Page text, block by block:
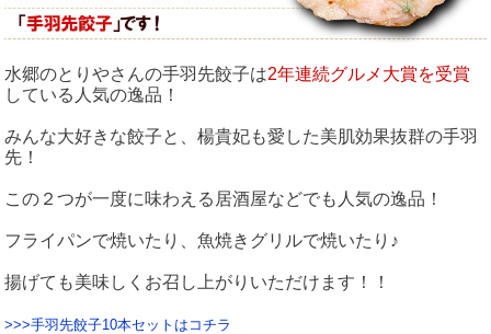
水郷のとりやさんの手羽先餃子は2年連続グルメ大賞を受賞
している人気の逸品！
みんな大好きな餃子と、楊貴妃も愛した美肌効果抜群の手羽
先！
この２つが一度に味わえる居酒屋などでも人気の逸品！
フライパンで焼いたり、魚焼きグリルで焼いたり♪
揚げても美味しくお召し上がりいただけます！！
>>>手羽先餃子10本セットはコチラ